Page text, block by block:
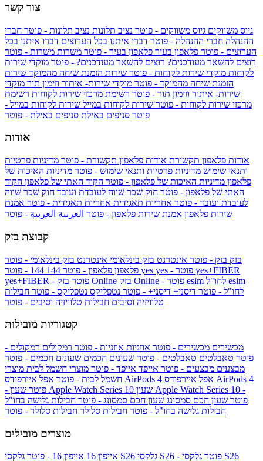
צור קשר
גיוס משווקים גיוס משווקים - פוטר נציב תלונות נציב תלונות - פוטר חברי
ההנהלה חברי ההנהלה - פוטר דברו איתנו בכל הערוצים דברו איתנו בכל
הערוצים - פוטר פלאפון בעיר פלאפון בעיר - פוטר משרות משרות - פוטר
רוצים להשאר מעודכנים? רוצים להשאר מעודכנים? - פוטר מוקדי שירות
לקוחות מוקדי שירות לקוחות - פוטר שירות הזמנת שיחה מהמוקד שירות
הזמנת שיחה מהמוקד - פוטר מוקדי שירות- איתור וזימון תור מוקדי
שירות- איתור וזימון תור - פוטר רשימת מרכזי שירות לקוחות רשימת
מרכזי שירות לקוחות - פוטר שירות לקוחות במייל שירות לקוחות במייל -
פוטר סניפים באילת סניפים באילת - פוטר
אודות
אודות פלאפון תקשורת אודות פלאפון תקשורת - פוטר מדיניות פרטיות
ותנאי שימוש מדיניות פרטיות ותנאי שימוש - פוטר מדיניות האיכות של
פלאפון מדיניות האיכות של פלאפון - פוטר הקוד האתי של פלאפון הקוד
האתי של פלאפון - פוטר חוק שכר שווה לעובדת ועובד חוק שכר שווה
לעובדת ועובד - פוטר אחריות תאגידית אחריות תאגידית - פוטר אמנת
שירות פלאפון אמנת שירות פלאפון - פוטר العربية العربية - פוטר
קבוצת בזק
בזק בזק - פוטר אינטרנט בזק בינלאומי אינטרנט בזק בינלאומי - פוטר
פלאפון פלאפון - פוטר 144 yes
yes+FIBER
yes+FIBER - פוטר בזק Online
esim
לחו"ל - פוטר דיסני+ דיסני+ - פוטר נטפליקס נטפליקס - פוטר חבילות
טלוויזיה וסיבים חבילות טלוויזיה וסיבים - פוטר
קטגוריות מובילות
מכשירים מכשירים - פוטר אוזניות אוזניות - פוטר רמקולים רמקולים -
פוטר טאבלטים טאבלטים - פוטר שעונים חכמים שעונים חכמים - פוטר
מבצעים מבצעים - פוטר אייפד אייפד - פוטר מוצרי חשמל לבית מוצרי
חשמל לבית - פוטר אפל איירפודס AirPods 4 אפל איירפודס AirPods 4
- פוטר שעון Apple Watch Series 10 שעון Apple Watch Series 10 -
פוטר שעון חכם סמסונג שעון חכם סמסונג - פוטר חבילות גלישה בחו"ל
חבילות גלישה בחו"ל - פוטר חבילות סלולר חבילות סלולר - פוטר
מוצרים מובילים
אייפון 16 אייפון 16 - פוטר גלקסי S26 גלקסי S26 - פוטר גלקסי S26